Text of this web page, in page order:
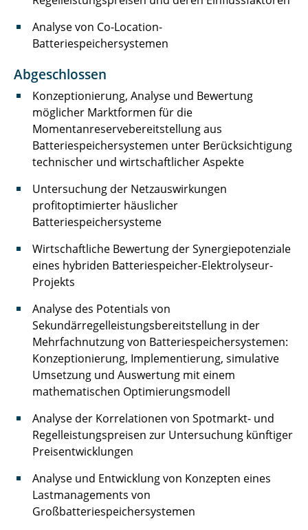
Nebelsiek Marvin
Niehs Eike
Pape Marlene
Pöschl Sofie
Preißner Kevin
Reuter Kira
Rollin Anna
Rosebrock Nils
Sauer Timo
Schmidt Matthias
Schulze Kai
Soyck Frank
Tiedemann Laura
Tiedt Frederik
Tolkach Pavel
Ulbig Michael
Analyse von Co-Location-
Batteriespeichersystemen
Abgeschlossen
Konzeptionierung, Analyse und Bewertung
möglicher Marktformen für die
Momentanreservebereitstellung aus
Batteriespeichersystemen unter Berücksichtigung
technischer und wirtschaftlicher Aspekte
Untersuchung der Netzauswirkungen
profitoptimierter häuslicher
Batteriespeichersysteme
Wirtschaftliche Bewertung der Synergiepotenziale
eines hybriden Batteriespeicher-Elektrolyseur-
Projekts
Analyse des Potentials von
Sekundärregelleistungsbereitstellung in der
Mehrfachnutzung von Batteriespeichersystemen:
Konzeptionierung, Implementierung, simulative
Umsetzung und Auswertung mit einem
mathematischen Optimierungsmodell
Analyse der Korrelationen von Spotmarkt- und
Regelleistungspreisen zur Untersuchung künftiger
Preisentwicklungen
Analyse und Entwicklung von Konzepten eines
Lastmanagements von
Großbatteriespeichersystemen